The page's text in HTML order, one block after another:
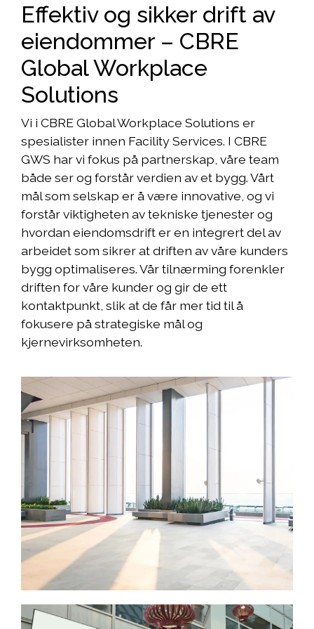
Effektiv og sikker drift av
eiendommer – CBRE
Global Workplace
Solutions
Vi i CBRE Global Workplace Solutions er
spesialister innen Facility Services. I CBRE
GWS har vi fokus på partnerskap, våre team
både ser og forstår verdien av et bygg. Vårt
mål som selskap er å være innovative, og vi
forstår viktigheten av tekniske tjenester og
hvordan eiendomsdrift er en integrert del av
arbeidet som sikrer at driften av våre kunders
bygg optimaliseres. Vår tilnærming forenkler
driften for våre kunder og gir de ett
kontaktpunkt, slik at de får mer tid til å
fokusere på strategiske mål og
kjernevirksomheten.